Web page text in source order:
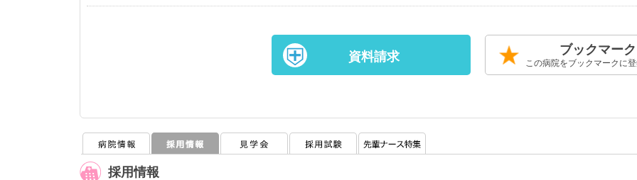
資料請求 ブックマーク
この病院をブックマークに
採用情報